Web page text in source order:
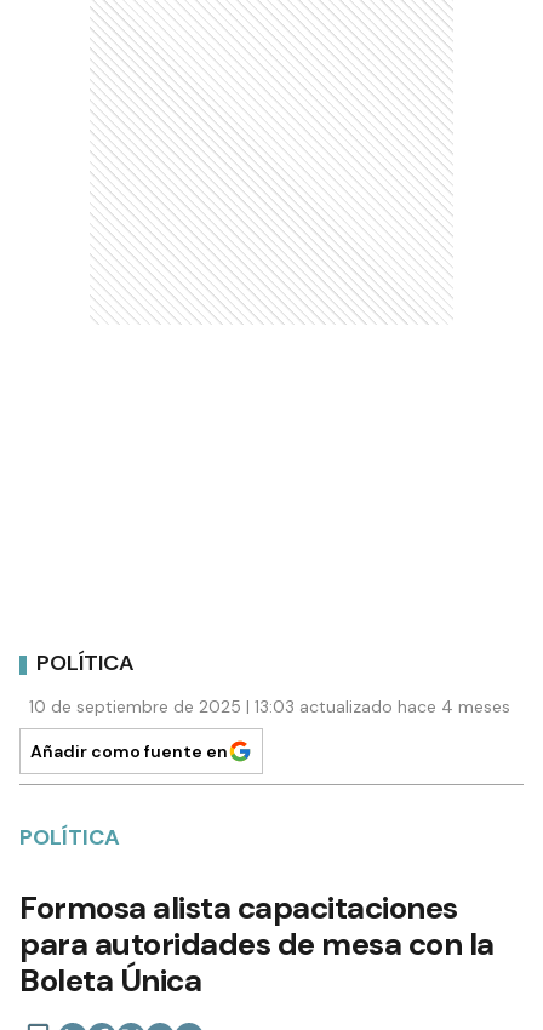
POLÍTICA
10 de septiembre de 2025 | 13:03 actualizado hace 4 meses
Añadir como fuente en
POLÍTICA
Formosa alista capacitaciones
para autoridades de mesa con la
Boleta Única